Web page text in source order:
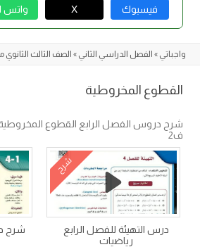
فيسبوك X واتس
واجباتي » الفصل الدراسي الثاني » الصف الثالث
القطوع المخروطية
شرح دروس الفصل الرابع القطوع
ف2
شرح
درس التهيئة للفصل الرابع
رياضيات
شرح